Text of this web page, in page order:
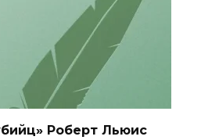
Роберт Льюис